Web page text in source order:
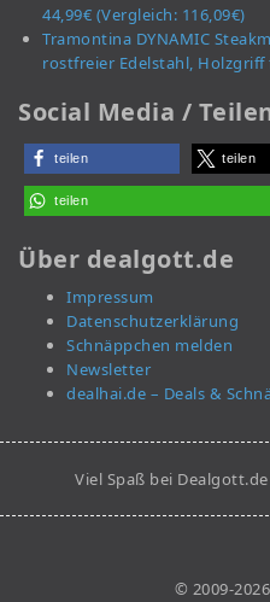
44,99€ (Vergleich: 116,09€)
Tramontina DYNAMIC
rostfreier Edelstahl, Holzgriff
Social Media /
teilen teilen
teilen
Über dealgott.de
Impressum
Datenschutzerklärung
Schnäppchen melden
Newsletter
dealhai.de – Deals &
Viel Spaß bei
© 2009-